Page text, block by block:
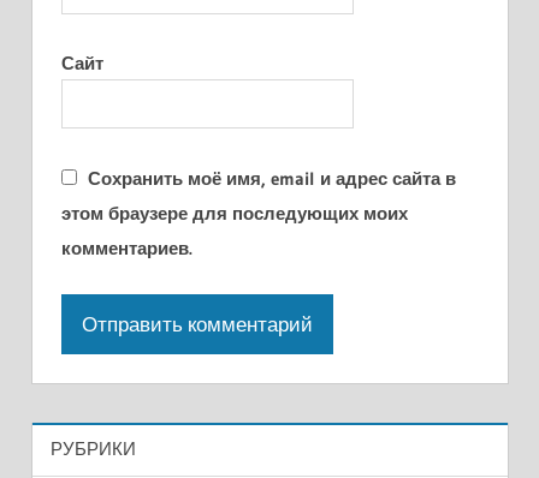
Сайт
Сохранить моё имя, email и адрес сайта в
этом браузере для последующих моих
комментариев.
РУБРИКИ